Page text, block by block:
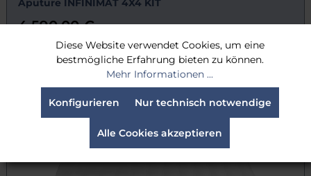
Aputure INFINIMAT 4X4 KIT
4.590,00 €
Brutto: 5.462,10 €
Nicht bekannt
Diese Website verwendet Cookies, um eine
bestmögliche Erfahrung bieten zu können.
Mehr Informationen ...
Nur technisch notwendige
Konfigurieren
Alle Cookies akzeptieren